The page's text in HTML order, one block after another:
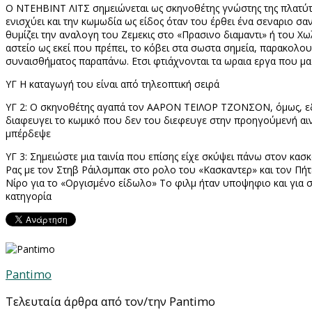
Ο ΝΤΕΗΒΙΝΤ ΛΙΤΣ σημειώνεται ως σκηνοθέτης γνώστης της
ενισχύει και την κωμωδία ως είδος όταν του έρθει ένα σεναριο
θυμίζει την αναλογη του Ζεμεκις στο «Πρασινο διαμαντι» ή του
αστείο ως εκεί που πρέπει, το κόβει στα σωστα σημεία,
συναισθήματος παραπάνω. Ετσι φτιάχνονται τα ωραια εργα
ΥΓ Η καταγωγή του είναι από τηλεοπτική σειρά
ΥΓ 2: Ο σκηνοθέτης αγαπά τον ΑΑΡΟΝ ΤΕΙΛΟΡ ΤΖΟΝΣΟΝ, όμως,
διαφευγει το κωμικό που δεν του διεφευγε στην προηγούμενή
μπέρδεψε
ΥΓ 3: Σημειώστε μια ταινία που επίσης είχε σκύψει πάνω στον
Ρας με τον Στηβ Ράιλσμπακ στο ρολο του «Κασκαντερ» και τον
Νίρο για το «Οργισμένο είδωλο» Το φιλμ ήταν υποψηφιο και για
κατηγορία
Pantimo
Τελευταία άρθρα από τον/την Pantimo